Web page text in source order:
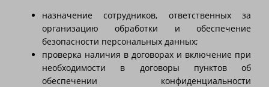
назначение сотрудников, ответственных за
организацию обработки и обеспечение
безопасности персональных данных;
проверка наличия в договорах и включение при
необходимости в договоры пунктов об
обеспечении конфиденциальности